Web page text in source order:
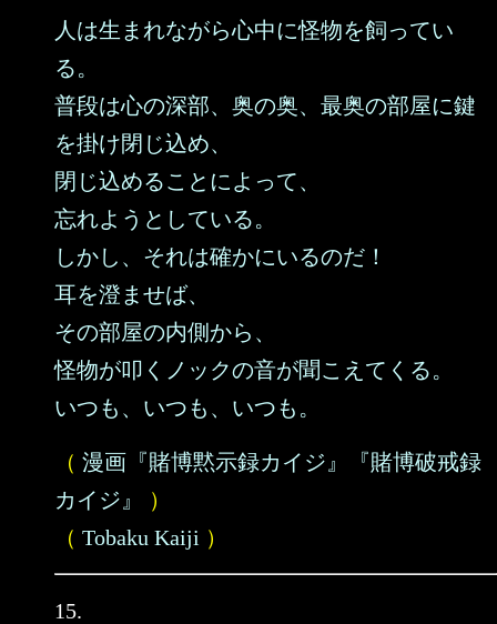
人は生まれながら心中に怪物を飼ってい
る。
普段は心の深部、奥の奥、最奥の部屋に鍵
を掛け閉じ込め、
閉じ込めることによって、
忘れようとしている。
しかし、それは確かにいるのだ！
耳を澄ませば、
その部屋の内側から、
怪物が叩くノックの音が聞こえてくる。
いつも、いつも、いつも。
（ 漫画『賭博黙示録カイジ』『賭博破戒録
カイジ』
）
（ Tobaku Kaiji ）
15.